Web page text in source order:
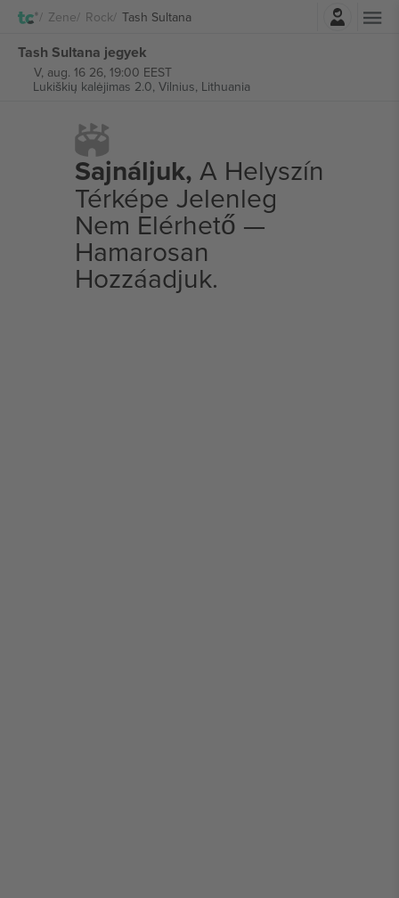
Zene Rock Tash Sultana
Tash Sultana jegyek
V, aug. 16 26, 19:00 EEST
Lukiškių kalėjimas 2.0, Vilnius, Lithuania
Sajnáljuk, A Helyszín
Térképe Jelenleg
Nem Elérhető —
Hamarosan
Hozzáadjuk.